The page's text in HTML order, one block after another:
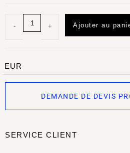
- + Ajouter au
DEMANDE DE DEVIS
SERVICE CLIENT